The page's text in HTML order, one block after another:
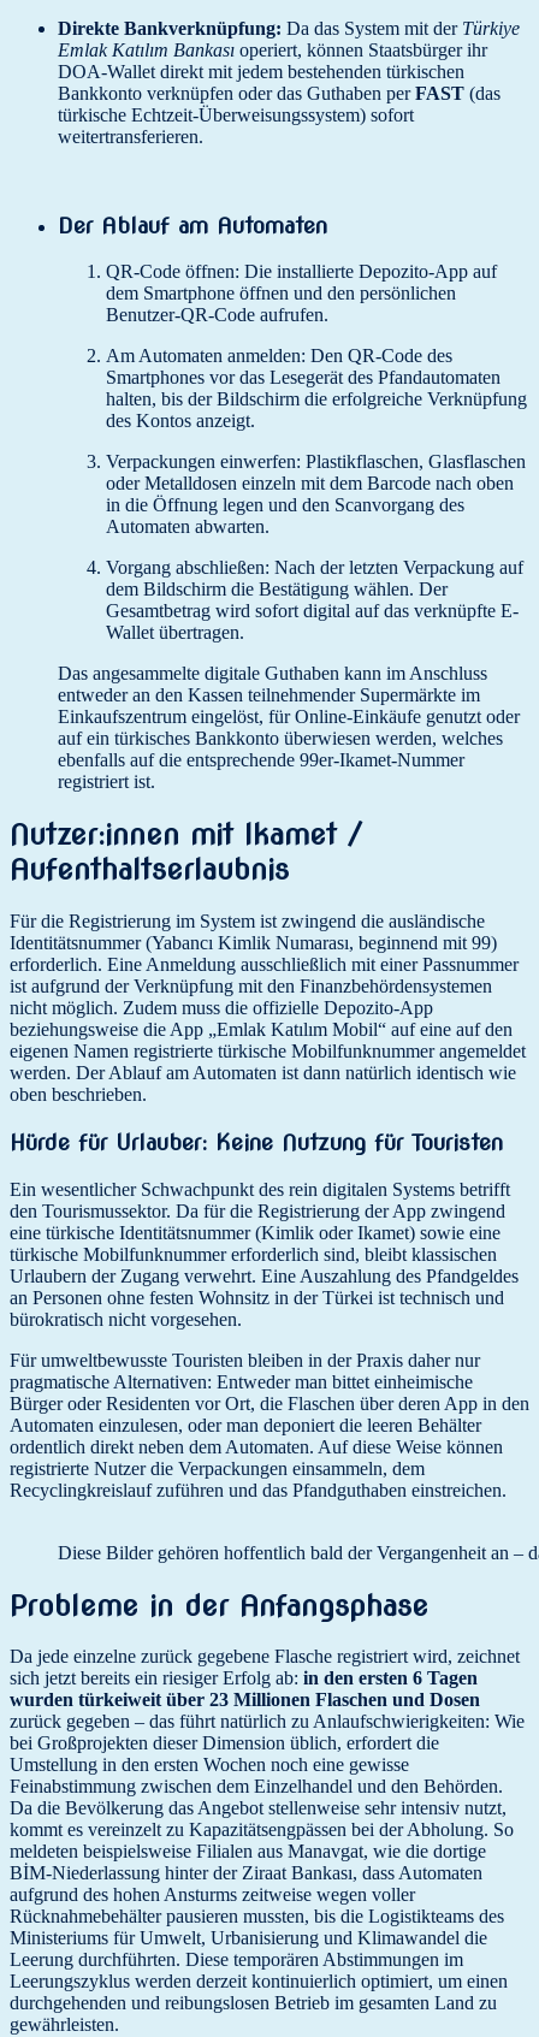
Direkte Bankverknüpfung: Da das System mit der Türkiye
Emlak Katılım Bankası operiert, können Staatsbürger ihr
DOA-Wallet direkt mit jedem bestehenden türkischen
Bankkonto verknüpfen oder das Guthaben perFAST (das
türkische Echtzeit-Überweisungssystem) sofort
weitertransferieren.
Der Ablauf am Automaten
QR-Code öffnen: Die installierte Depozito-App auf
dem Smartphone öffnen und den persönlichen
Benutzer-QR-Code aufrufen.
Am Automaten anmelden: Den QR-Code des
Smartphones vor das Lesegerät des Pfandautomaten
halten, bis der Bildschirm die erfolgreiche Verknüpfung
des Kontos anzeigt.
Verpackungen einwerfen: Plastikflaschen, Glasflaschen
oder Metalldosen einzeln mit dem Barcode nach oben
in die Öffnung legen und den Scanvorgang des
Automaten abwarten.
Vorgang abschließen: Nach der letzten Verpackung auf
dem Bildschirm die Bestätigung wählen. Der
Gesamtbetrag wird sofort digital auf das verknüpfte E-
Wallet übertragen.
Das angesammelte digitale Guthaben kann im Anschluss
entweder an den Kassen teilnehmender Supermärkte im
Einkaufszentrum eingelöst, für Online-Einkäufe genutzt oder
auf ein türkisches Bankkonto überwiesen werden, welches
ebenfalls auf die entsprechende 99er-Ikamet-Nummer
registriert ist.
Nutzer:innen mit Ikamet /
Aufenthaltserlaubnis
Für die Registrierung im System ist zwingend die ausländische
Identitätsnummer (Yabancı Kimlik Numarası, beginnend mit 99)
erforderlich. Eine Anmeldung ausschließlich mit einer Passnummer
ist aufgrund der Verknüpfung mit den Finanzbehördensystemen
nicht möglich. Zudem muss die offizielle Depozito-App
beziehungsweise die App „Emlak Katılım Mobil“ auf eine auf den
eigenen Namen registrierte türkische Mobilfunknummer angemeldet
werden. Der Ablauf am Automaten ist dann natürlich identisch wie
oben beschrieben.
Hürde für Urlauber: Keine Nutzung für Touristen
Ein wesentlicher Schwachpunkt des rein digitalen Systems betrifft
den Tourismussektor. Da für die Registrierung der App zwingend
eine türkische Identitätsnummer (Kimlik oder Ikamet) sowie eine
türkische Mobilfunknummer erforderlich sind, bleibt klassischen
Urlaubern der Zugang verwehrt. Eine Auszahlung des Pfandgeldes
an Personen ohne festen Wohnsitz in der Türkei ist technisch und
bürokratisch nicht vorgesehen.
Für umweltbewusste Touristen bleiben in der Praxis daher nur
pragmatische Alternativen: Entweder man bittet einheimische
Bürger oder Residenten vor Ort, die Flaschen über deren App in den
Automaten einzulesen, oder man deponiert die leeren Behälter
ordentlich direkt neben dem Automaten. Auf diese Weise können
registrierte Nutzer die Verpackungen einsammeln, dem
Recyclingkreislauf zuführen und das Pfandguthaben einstreichen.
Diese Bilder gehören hoffentlich bald der Vergangenheit an –
Probleme in der Anfangsphase
Da jede einzelne zurück gegebene Flasche registriert wird, zeichnet
sich jetzt bereits ein riesiger Erfolg ab: in den ersten 6 Tagen
wurden türkeiweit über 23 Millionen Flaschen und Dosen
zurück gegeben – das führt natürlich zu Anlaufschwierigkeiten: Wie
bei Großprojekten dieser Dimension üblich, erfordert die
Umstellung in den ersten Wochen noch eine gewisse
Feinabstimmung zwischen dem Einzelhandel und den Behörden.
Da die Bevölkerung das Angebot stellenweise sehr intensiv nutzt,
kommt es vereinzelt zu Kapazitätsengpässen bei der Abholung. So
meldeten beispielsweise Filialen aus Manavgat, wie die dortige
BİM-Niederlassung hinter der Ziraat Bankası, dass Automaten
aufgrund des hohen Ansturms zeitweise wegen voller
Rücknahmebehälter pausieren mussten, bis die Logistikteams des
Ministeriums für Umwelt, Urbanisierung und Klimawandel die
Leerung durchführten. Diese temporären Abstimmungen im
Leerungszyklus werden derzeit kontinuierlich optimiert, um einen
durchgehenden und reibungslosen Betrieb im gesamten Land zu
gewährleisten.